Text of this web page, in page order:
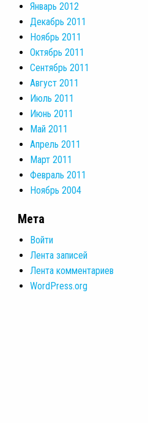
Январь 2012
Декабрь 2011
Ноябрь 2011
Октябрь 2011
Сентябрь 2011
Август 2011
Июль 2011
Июнь 2011
Май 2011
Апрель 2011
Март 2011
Февраль 2011
Ноябрь 2004
Мета
Войти
Лента записей
Лента комментариев
WordPress.org